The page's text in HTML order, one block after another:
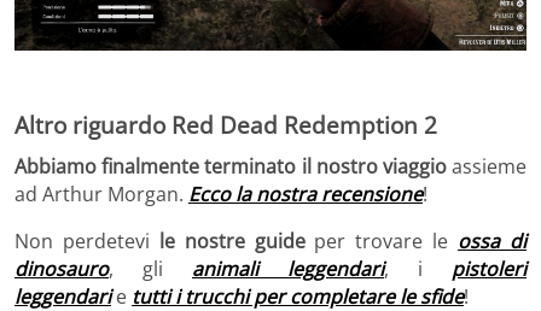
Altro riguardo Red Dead Redemption 2
Abbiamo finalmente terminato il nostro viaggioassieme
ad Arthur Morgan. Ecco la nostra recensione!
Non perdetevi le nostre guideper trovare le ossa di
dinosauro, gli animali leggendari, i pistoleri
leggendarie tutti i trucchi per completare le sfide!